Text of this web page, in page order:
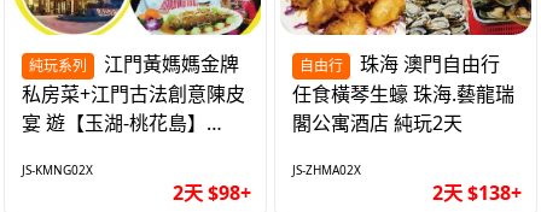
純玩系列
私房菜+江門古法創意陳皮
宴 遊【玉湖-桃花島】
純玩2天
JS-KMNG02X
2天 $98+
自由行
任食橫琴生蠔 珠海.藝龍瑞
閣公寓酒店 純玩2天
JS-ZHMA02X
2天 $138+